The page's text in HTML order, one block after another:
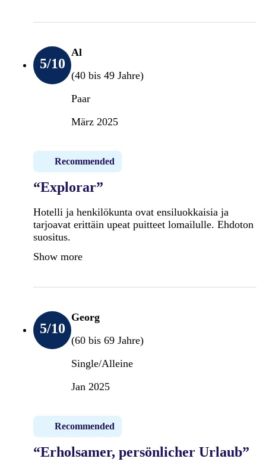
5/10
Al
(40 bis 49 Jahre)
Paar
März 2025
Recommended
“Explorar”
Hotelli ja henkilökunta ovat ensiluokkaisia ja
tarjoavat erittäin upeat puitteet lomailulle. Ehdoton
suositus.
Show more
5/10
Georg
(60 bis 69 Jahre)
Single/Alleine
Jan 2025
Recommended
“Erholsamer, persönlicher Urlaub”